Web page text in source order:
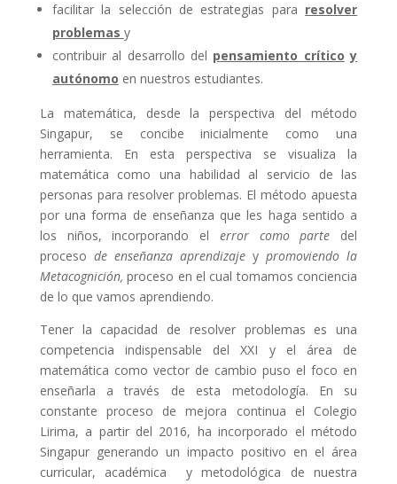
facilitar la selección de estrategias para resolver
problemas y
contribuir al desarrollo del pensamiento crítico y
autónomo en nuestros estudiantes.
La matemática, desde la perspectiva del método
Singapur, se concibe inicialmente como una
herramienta. En esta perspectiva se visualiza la
matemática como una habilidad al servicio de las
personas para resolver problemas. El método apuesta
por una forma de enseñanza que les haga sentido a
los niños, incorporando el error como parte del
proceso de enseñanza aprendizaje ypromoviendo la
Metacognición, proceso en el cual tomamos conciencia
de lo que vamos aprendiendo.
Tener la capacidad de resolver problemas es una
competencia indispensable del XXI y el área de
matemática como vector de cambio puso el foco en
enseñarla a través de esta metodología. En su
constante proceso de mejora continua el Colegio
Lirima, a partir del 2016, ha incorporado el método
Singapur generando un impacto positivo en el área
curricular, académica
y metodológica de nuestra